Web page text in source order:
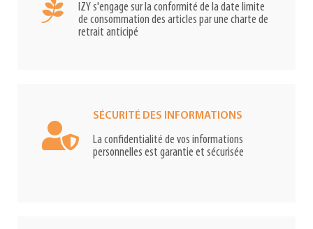
IZY s'engage sur la conformité de la date limite
de consommation des articles par une charte de
retrait anticipé
SÉCURITÉ DES INFORMATIONS
La confidentialité de vos informations
personnelles est garantie et sécurisée